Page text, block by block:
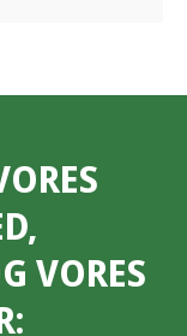
VORES